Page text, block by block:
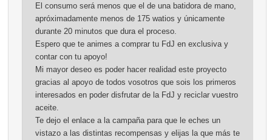
El consumo será menos que el de una batidora de mano,
apróximadamente menos de 175 watios y únicamente
durante 20 minutos que dura el proceso.
Espero que te animes a comprar tu FdJ en exclusiva y
contar con tu apoyo!
Mi mayor deseo es poder hacer realidad este proyecto
gracias al apoyo de todos vosotros que sois los primeros
interesados en poder disfrutar de la FdJ y reciclar vuestro
aceite.
Te dejo el enlace a la campaña para que le eches un
vistazo a las distintas recompensas y elijas la que más te